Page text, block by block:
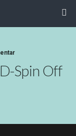
Spin Off